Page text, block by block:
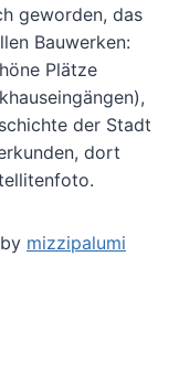
geworden, das
Bauwerken:
Plätze
der Stadt
dort
mizzipalumi